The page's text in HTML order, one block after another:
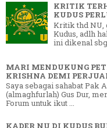
KRITIK
KUDUS
Kritik thd NU,
Kudus, adlh
ini dikenal
MARI MENDUKUNG
KRISHNA DEMI
Saya sebagai sahabat Pak
(almaghfurlah) Gus Dur,
Forum untuk ikut ...